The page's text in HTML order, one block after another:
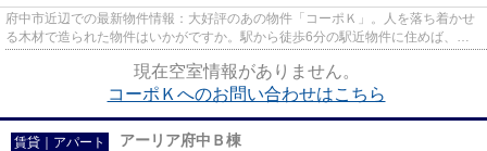
府中市近辺での最新物件情報：大好評のあの物件「コーポＫ」。人を落ち着かせ
る木材で造られた物件はいかがですか。駅から徒歩6分の駅近物件に住めば、通
現在空室情報がありません。
コーポＫへのお問い合わせはこちら
賃貸｜アパート アーリア府中Ｂ棟